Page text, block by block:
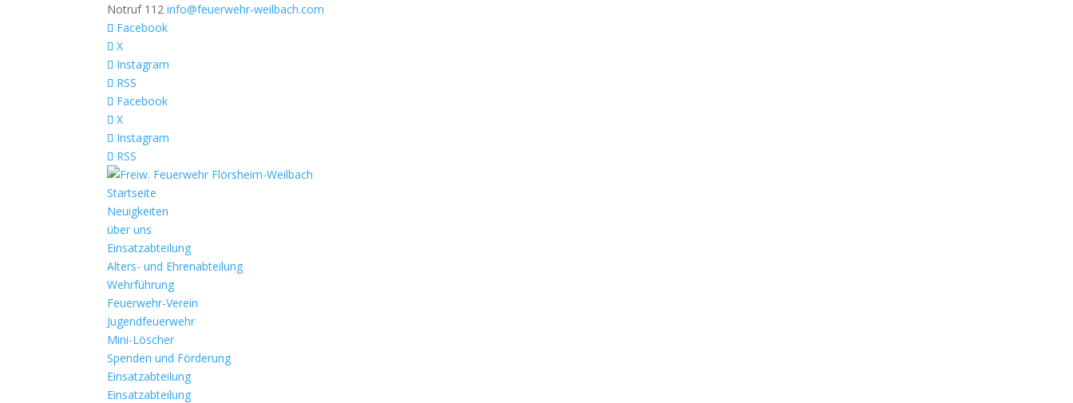
Notruf 112 info@feuerwehr-weilbach.com
Facebook
X
Instagram
RSS
Facebook
X
Instagram
RSS
Startseite
Neuigkeiten
über uns
Einsatzabteilung
Alters- und Ehrenabteilung
Wehrführung
Feuerwehr-Verein
Jugendfeuerwehr
Mini-Löscher
Spenden und Förderung
Einsatzabteilung
Einsatzabteilung